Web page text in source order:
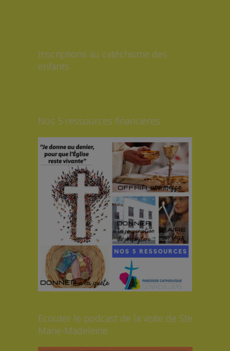
Inscriptions au catéchisme des
enfants
Nos 5 ressources financières
Ecouter le podcast de la visite de Ste
Marie-Madeleine